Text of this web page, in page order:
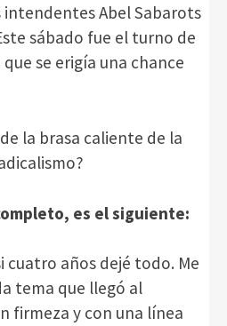
intendentes Abel Sabarots
sábado fue el turno de
se erigía una chance
la brasa caliente de la
es el siguiente:
cuatro años dejé todo. Me
tema que llegó al
firmeza y con una línea